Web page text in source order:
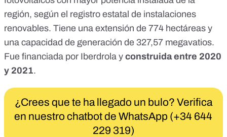
región, según el registro estatal de instalaciones
renovables. Tiene una extensión de 774 hectáreas y
una capacidad de generación de 327,57 megavatios.
Fue financiada por Iberdrola y construida entre 2020
y 2021.
¿Crees que te ha llegado un bulo? Verifica
en nuestro chatbot de WhatsApp (+34 644
229 319)